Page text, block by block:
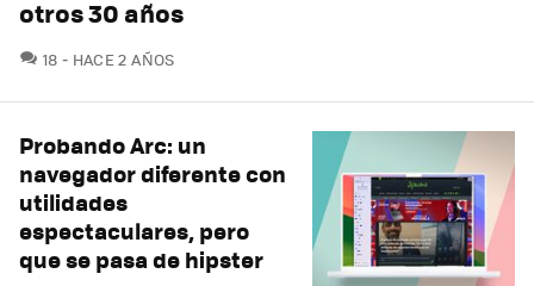
otros 30 años
18 COMENTARIOS
HACE 2 AÑOS
Probando Arc: un
navegador diferente con
utilidades
espectaculares, pero
que se pasa de hipster